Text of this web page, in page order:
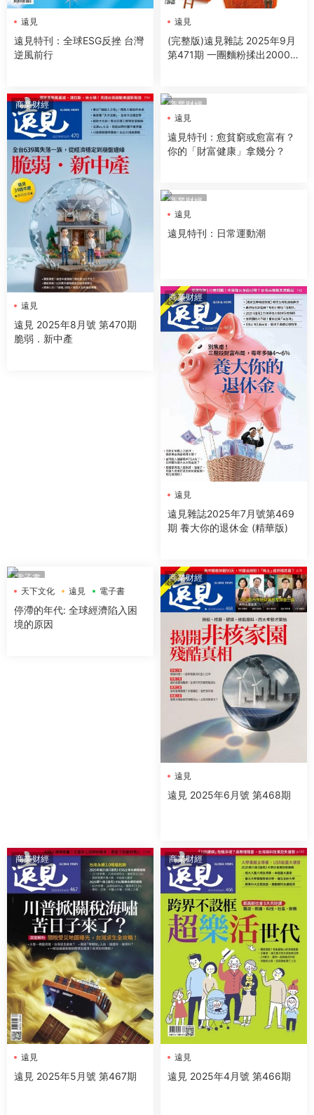
遠見
遠見特刊：全球ESG反挫 台灣
逆風前行
遠見
(完整版)遠見雜誌 2025年9月
第471期 一團麵粉揉出2000億
商業财經
遠見
遠見 2025年8月號 第470期
脆弱．新中產
商業财經
遠見
遠見特刊：愈貧窮或愈富有？
你的「財富健康」拿幾分？
商業财經
遠見
遠見特刊：日常運動潮
商業财經
遠見
遠見雜誌2025年7月號第469
期 養大你的退休金 (精華版)
電子書
天下文化
遠見 電子書
停滯的年代: 全球經濟陷入困
境的原因
商業财經
遠見
遠見 2025年6月號 第468期
商業财經
遠見
遠見 2025年5月號 第467期
商業财經
遠見
遠見 2025年4月號 第466期